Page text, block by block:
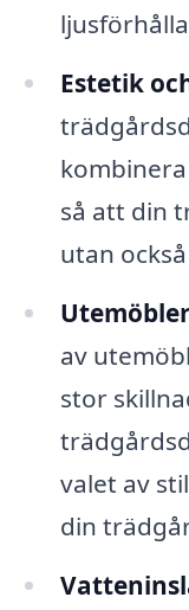
Estetik
så att din
utan
av
stor
valet av
din